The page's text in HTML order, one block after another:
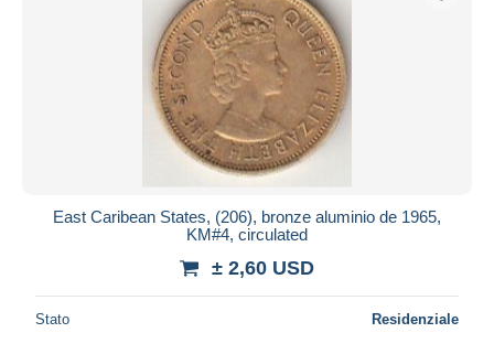
East Caribean States, (206), bronze aluminio de 1965,
KM#4, circulated
± 2,60 USD
Stato Residenziale